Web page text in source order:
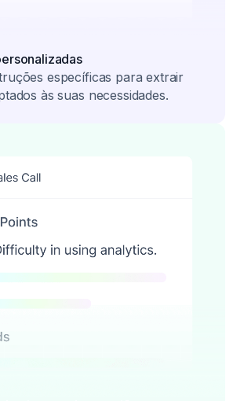
específicas para extrair
às suas necessidades.